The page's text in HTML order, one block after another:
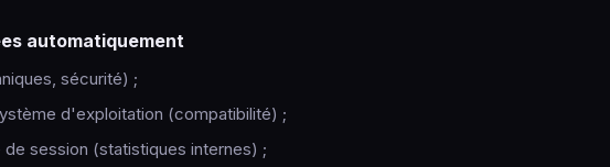
automatiquement
sécurité) ;
d'exploitation (compatibilité) ;
session (statistiques internes) ;